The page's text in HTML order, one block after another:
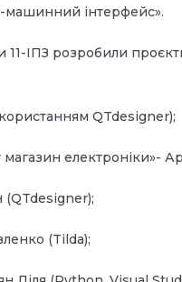
інтерфейс».
11-ІПЗ розробили
QTdesigner);
електроніки»-
(Tilda);